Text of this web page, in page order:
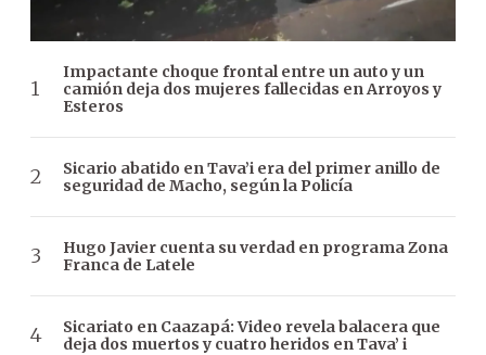
Impactante choque frontal entre un auto y un
camión deja dos mujeres fallecidas en Arroyos y
Esteros
Sicario abatido en Tava’i era del primer anillo de
seguridad de Macho, según la Policía
Hugo Javier cuenta su verdad en programa Zona
Franca de Latele
Sicariato en Caazapá: Video revela balacera que
deja dos muertos y cuatro heridos en Tava’ i